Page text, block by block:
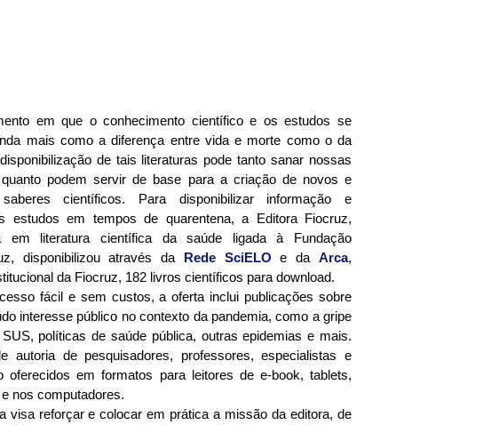
em que o conhecimento científico e os estudos se
mais como a diferença entre vida e morte como o da
de tais literaturas pode tanto sanar nossas
quanto podem servir de base para a criação de novos e
saberes científicos. Para disponibilizar informação e
estudos em tempos de quarentena, a Editora Fiocruz,
em literatura científica da saúde ligada à Fundação
disponibilizou através da Rede SciELO e da Arca,
da Fiocruz, 182 livros científicos para download.
interesse público no contexto da pandemia, como a gripe
políticas de saúde pública, outras epidemias e mais.
autoria de pesquisadores, professores, especialistas e
oferecidos em formatos para leitores de e-book, tablets,
nos computadores.